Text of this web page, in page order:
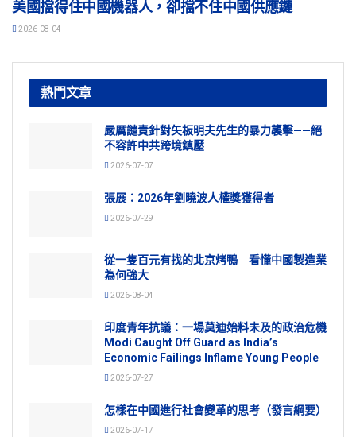
美國擋得住中國機器人，卻擋不住中國供應鏈
2026-08-04
熱門文章
嚴厲譴責針對矢板明夫先生的暴力襲擊——絕
不容許中共跨境鎮壓
2026-07-07
張展：2026年劉曉波人權獎獲得者
2026-07-29
從一隻百元有找的北京烤鴨 看懂中國製造業
為何強大
2026-08-04
印度青年抗議：一場莫迪始料未及的政治危機
Modi Caught Off Guard as India’s
Economic Failings Inflame Young People
2026-07-27
怎樣在中國進行社會變革的思考（發言綱要）
2026-07-17